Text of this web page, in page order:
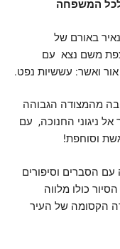
באורם של
16:30 במצודת צפת משם נצא עם
אור ואשר: עששיות נפט.
מהמצודה הגבוהה
ניגוני החנוכה, עם
וסוחפת!
הסברים וסיפורים
כולו מלווה
הקסומה של העיר